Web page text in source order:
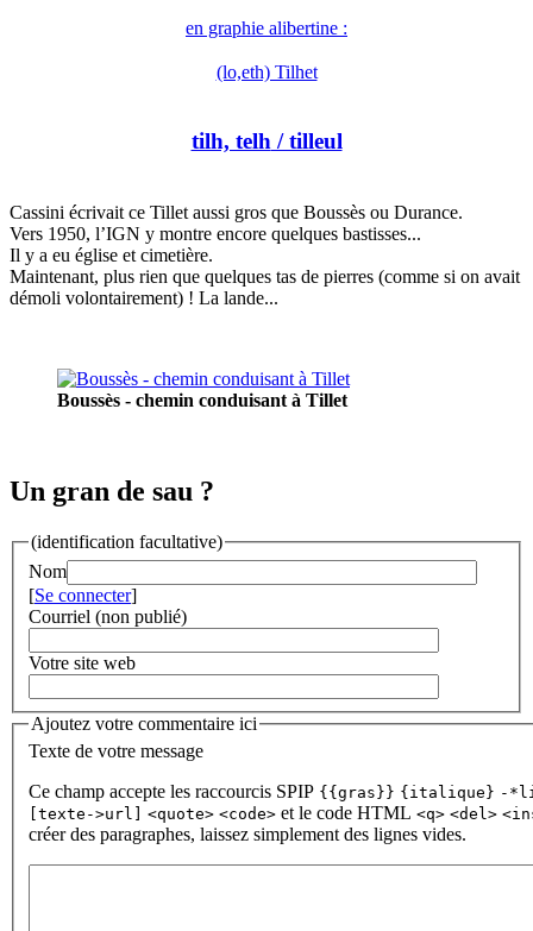
en graphie alibertine :
(lo,eth) Tilhet
tilh, telh / tilleul
Cassini écrivait ce Tillet aussi gros que Boussès ou Durance.
Vers 1950, l’IGN y montre encore quelques bastisses...
Il y a eu église et cimetière.
Maintenant, plus rien que quelques tas de pierres (comme si on avait
démoli volontairement) ! La lande...
Boussès - chemin conduisant à Tillet
Un gran de sau ?
(identification facultative)
Nom
[Se connecter]
Courriel (non publié)
Votre site web
Ajoutez votre commentaire ici
Texte de votre message
Ce champ accepte les raccourcis SPIP {{gras}} {italique} -
[texte->url]
<quote> <code> et le code HTML <q> <del>
créer des paragraphes, laissez simplement des lignes vides.